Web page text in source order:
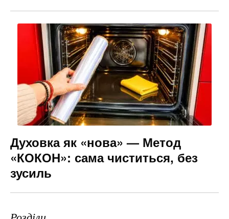
Духовка як «нова» — Метод
«КОКОН»: сама чиститься, без
зусиль